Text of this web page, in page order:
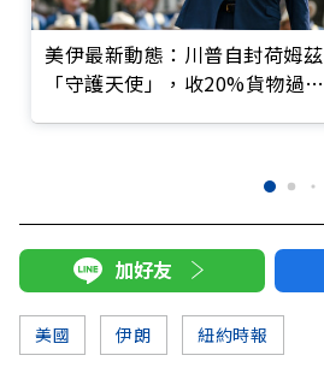
美伊最新動態：川普自封荷姆茲
「守護天使」，收20%貨物過路
加好友
美國 伊朗 紐約時報